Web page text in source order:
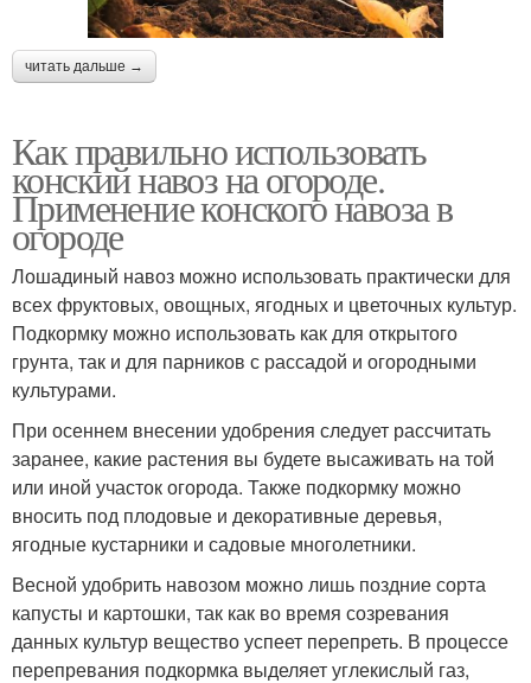
читать дальше →
Как правильно использовать
конский навоз на огороде.
Применение конского навоза в
огороде
Лошадиный навоз можно использовать практически для
всех фруктовых, овощных, ягодных и цветочных культур.
Подкормку можно использовать как для открытого
грунта, так и для парников с рассадой и огородными
культурами.
При осеннем внесении удобрения следует рассчитать
заранее, какие растения вы будете высаживать на той
или иной участок огорода. Также подкормку можно
вносить под плодовые и декоративные деревья,
ягодные кустарники и садовые многолетники.
Весной удобрить навозом можно лишь поздние сорта
капусты и картошки, так как во время созревания
данных культур вещество успеет перепреть. В процессе
перепревания подкормка выделяет углекислый газ,